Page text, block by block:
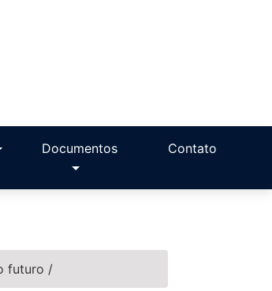
Documentos Contato
futuro /